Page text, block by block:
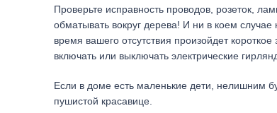
Проверьте исправность проводов, розеток,
обматывать вокруг дерева! И ни в коем
время вашего отсутствия произойдет
включать или выключать электрические
Если в доме есть маленькие дети, нелишним
пушистой красавице.